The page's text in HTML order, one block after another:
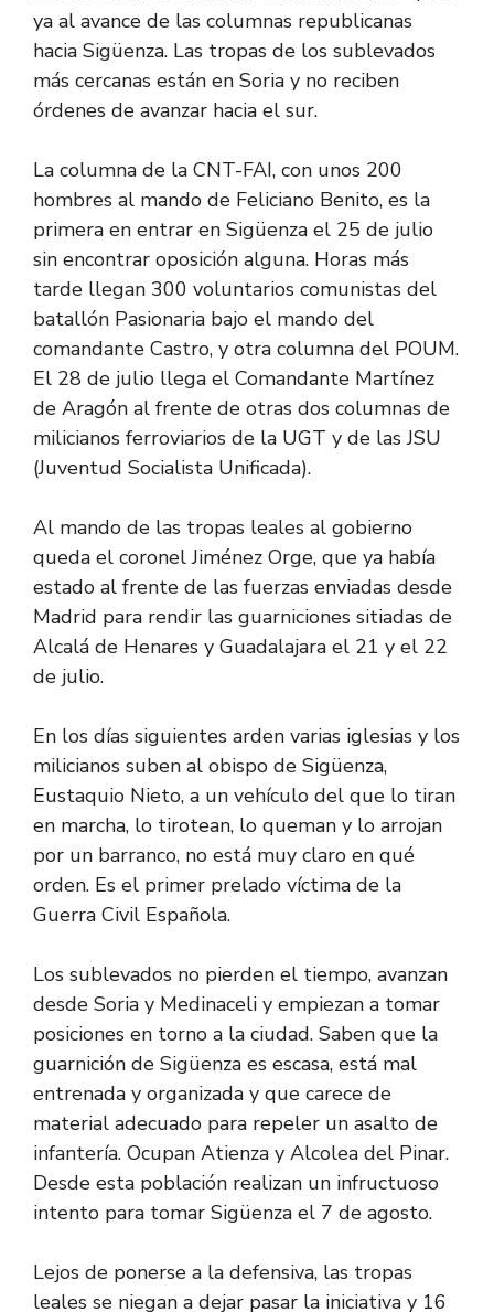
ya al avance de las columnas republicanas
hacia Sigüenza. Las tropas de los sublevados
más cercanas están en Soria y no reciben
órdenes de avanzar hacia el sur.
La columna de la CNT-FAI, con unos 200
hombres al mando de Feliciano Benito, es la
primera en entrar en Sigüenza el 25 de julio
sin encontrar oposición alguna. Horas más
tarde llegan 300 voluntarios comunistas del
batallón Pasionaria bajo el mando del
comandante Castro, y otra columna del POUM.
El 28 de julio llega el Comandante Martínez
de Aragón al frente de otras dos columnas de
milicianos ferroviarios de la UGT y de las JSU
(Juventud Socialista Unificada).
Al mando de las tropas leales al gobierno
queda el coronel Jiménez Orge, que ya había
estado al frente de las fuerzas enviadas desde
Madrid para rendir las guarniciones sitiadas de
Alcalá de Henares y Guadalajara el 21 y el 22
de julio.
En los días siguientes arden varias iglesias y los
milicianos suben al obispo de Sigüenza,
Eustaquio Nieto, a un vehículo del que lo tiran
en marcha, lo tirotean, lo queman y lo arrojan
por un barranco, no está muy claro en qué
orden. Es el primer prelado víctima de la
Guerra Civil Española.
Los sublevados no pierden el tiempo, avanzan
desde Soria y Medinaceli y empiezan a tomar
posiciones en torno a la ciudad. Saben que la
guarnición de Sigüenza es escasa, está mal
entrenada y organizada y que carece de
material adecuado para repeler un asalto de
infantería. Ocupan Atienza y Alcolea del Pinar.
Desde esta población realizan un infructuoso
intento para tomar Sigüenza el 7 de agosto.
Lejos de ponerse a la defensiva, las tropas
leales se niegan a dejar pasar la iniciativa y 16